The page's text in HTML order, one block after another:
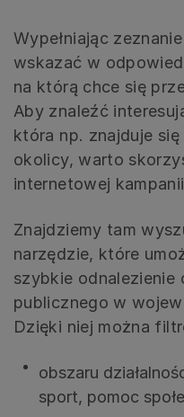
Wypełniając
wskazać w
na którą chce się
Aby znaleźć
która np. znajduje
okolicy, warto
internetowej kampanii
Znajdziemy tam
narzędzie, które
szybkie odnalezienie
publicznego w
Dzięki niej można
obszaru
sport, pomoc